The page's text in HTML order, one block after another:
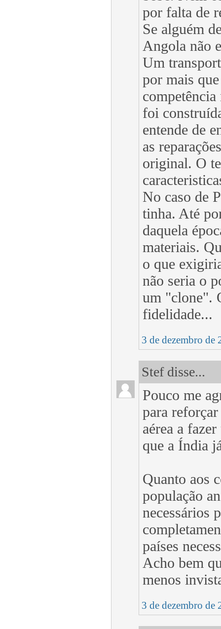
por falta de
Se alguém
Angola não
Um
por mais
foi
entende de
as
original. O
No caso de
tinha. Até
daquela
materiais.
o que
não seria o
um "clone".
fidelidade...
3 de dezembro de
Stef disse...
Pouco me
para
aérea a
que a Índia
Quanto aos
população
necessários
países
Acho bem
menos
3 de dezembro de